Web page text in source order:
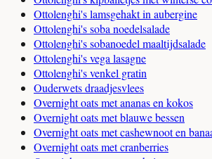
Ottolenghi's lamsgehakt in aubergine
Ottolenghi's soba noedelsalade
Ottolenghi's sobanoedel maaltijdsalade
Ottolenghi's vega lasagne
Ottolenghi's venkel gratin
Ouderwets draadjesvlees
Overnight oats met ananas en kokos
Overnight oats met blauwe bessen
Overnight oats met cashewnoot en
Overnight oats met cranberries